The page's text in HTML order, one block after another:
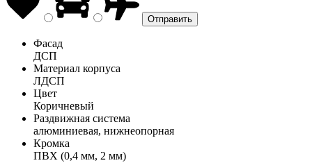
Фасад
ДСП
Материал корпуса
ЛДСП
Цвет
Коричневый
Раздвижная система
алюминиевая, нижнеопорная
Кромка
ПВХ (0,4 мм, 2 мм)